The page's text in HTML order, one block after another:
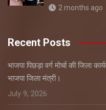
2 months ago
Recent Posts
भाजपा पिछड़ा वर्ग मोर्चा की जिला
भाजपा जिला मंत्री।
July 9, 2026